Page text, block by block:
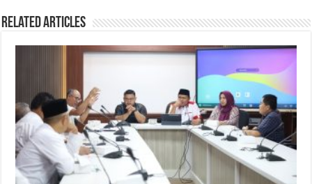
Related Articles